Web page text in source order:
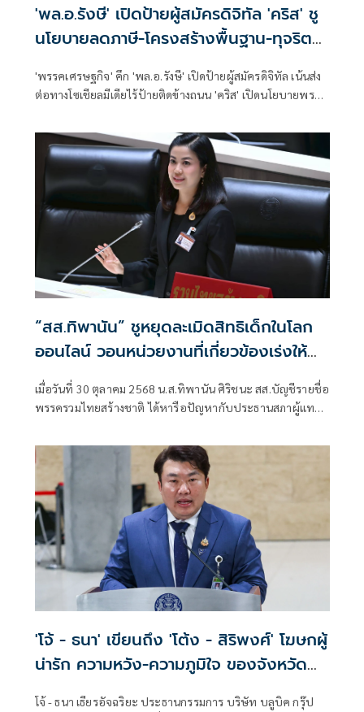
'พล.อ.รังษี' เปิดป้ายผู้สมัครดิจิทัล 'คริส' ชู
นโยบายลดภาษี-โครงสร้างพื้นฐาน-ทุจริต
'พรรคเศรษฐกิจ' คึก 'พล.อ.รังษี' เปิดป้ายผู้สมัครดิจิทัล เน้นส่ง
ต่อทางโซเชียลมีเดียไร้ป้ายติดข้างถนน 'คริส' เปิดนโยบายพรรค
โอเชี่ยนลิงค์ ทุจริตต้องประหาร
“สส.ทิพานัน” ชูหยุดละเมิดสิทธิเด็กในโลก
ออนไลน์ วอนหน่วยงานที่เกี่ยวข้องเร่งให้
ความรู้-สร้างวัฒนธรรม-บังคับใช้กฎหมาย
อย่างเหมาะสม
เมื่อวันที่ 30 ตุลาคม 2568 น.ส.ทิพานัน ศิริชนะ สส.บัญชีรายชื่อ
พรรครวมไทยสร้างชาติ ได้หารือปัญหากับประธานสภาผู้แทน
ในโลกออนไลน์
'โจ้ - ธนา' เขียนถึง 'โต้ง - สิริพงศ์' โฆษกผู้
น่ารัก ความหวัง-ความภูมิใจ ของจังหวัด
โจ้ - ธนา เธียรอัจฉริยะ ประธานกรรมการ บริษัท บลูบิค กรุ๊ป